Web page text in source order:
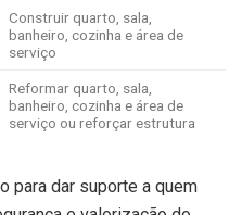
Construir quarto, sala,
banheiro, cozinha e área de
serviço​
​Reformar quarto, sala,
banheiro, cozinha e área de
serviço ou reforçar estrutura
para dar suporte a quem